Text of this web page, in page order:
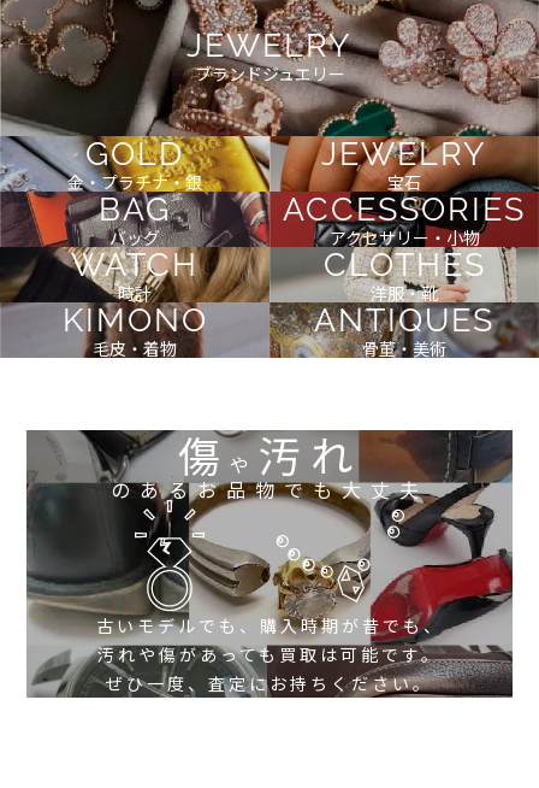
JEWELRY
ブランドジュエリー
GOLD
金・プラチナ・銀
JEWELRY
宝石
BAG
バッグ
ACCESSORIES
アクセサリー・小物
WATCH
時計
CLOTHES
洋服・靴
KIMONO
毛皮・着物
ANTIQUES
骨董・美術
傷や 汚れ
のあるお品物でも大丈夫
古いモデルでも、購入時期が昔でも、
汚れや傷があっても買取は可能です。
ぜひ一度、査定にお持ちください。